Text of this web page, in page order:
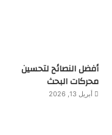
أفضل النصائح لتحسين
محركات البحث
أبريل 13, 2026